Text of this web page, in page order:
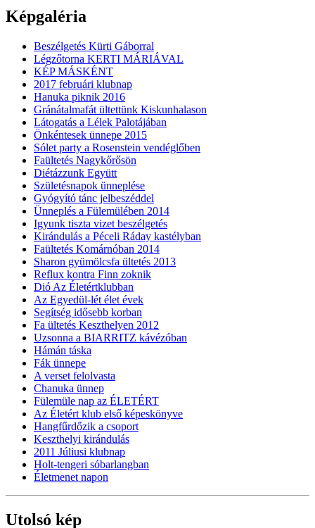
Képgaléria
Beszélgetés Kürti Gáborral
Légzőtorna KERTI MÁRIÁVAL
KÉP MÁSKÉNT
2017 februári klubnap
Hanuka piknik 2016
Gránátalmafát ültettünk Kiskunhalason
Látogatás a Lélek Palotájában
Önkéntesek ünnepe 2015
Sólet party a Rosenstein vendéglőben
Faültetés Nagykőrősön
Diétázzunk Együtt
Születésnapok ünneplése
Gyógyító tánc jelbeszéddel
Ünneplés a Fülemülében 2014
Igyunk tiszta vizet beszélgetés
Kirándulás a Péceli Ráday kastélyban
Faültetés Komárnóban 2014
Sharon gyümölcsfa ültetés 2013
Reflux kontra Finn zoknik
Dió Az Életértklubban
Az Egyedül-lét élet évek
Segítség idősebb korban
Fa ültetés Keszthelyen 2012
Uzsonna a BIARRITZ kávézóban
Hámán táska
Fák ünnepe
A verset felolvasta
Chanuka ünnep
Fülemüle nap az ÉLETÉRT
Az Életért klub első képeskönyve
Hangfűrdőzik a csoport
Keszthelyi kirándulás
2011 Júliusi klubnap
Holt-tengeri sóbarlangban
Életmenet napon
Utolsó kép